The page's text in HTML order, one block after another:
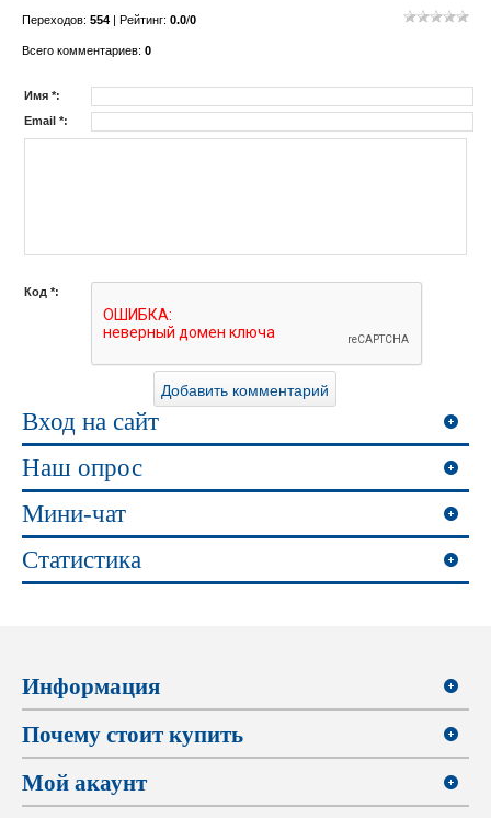
Переходов: 554| Рейтинг: 0.0/0
Всего комментариев: 0
Имя *:
Email *:
Код *:
Вход на сайт
Наш опрос
Мини-чат
Статистика
Информация
Почему стоит купить
Мой акаунт